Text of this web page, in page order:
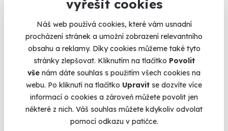
vyřešit cookies
Náš web používá cookies, které vám usnadní
procházení stránek a umožní zobrazení relevantního
obsahu a reklamy. Díky cookies můžeme také tyto
stránky zlepšovat. Kliknutím na tlačítko Povolit
vše nám dáte souhlas s použitím všech cookies na
webu. Po kliknutí na tlačítko Upravit se dozvíte více
informací o cookies a zároveň můžete povolit jen
některé z nich. Váš souhlas můžete kdykoliv odvolat
pomocí odkazu v patičce.
Brno (+ 2 další lokality)
1 990 Kč
1 890 Kč
Novinka